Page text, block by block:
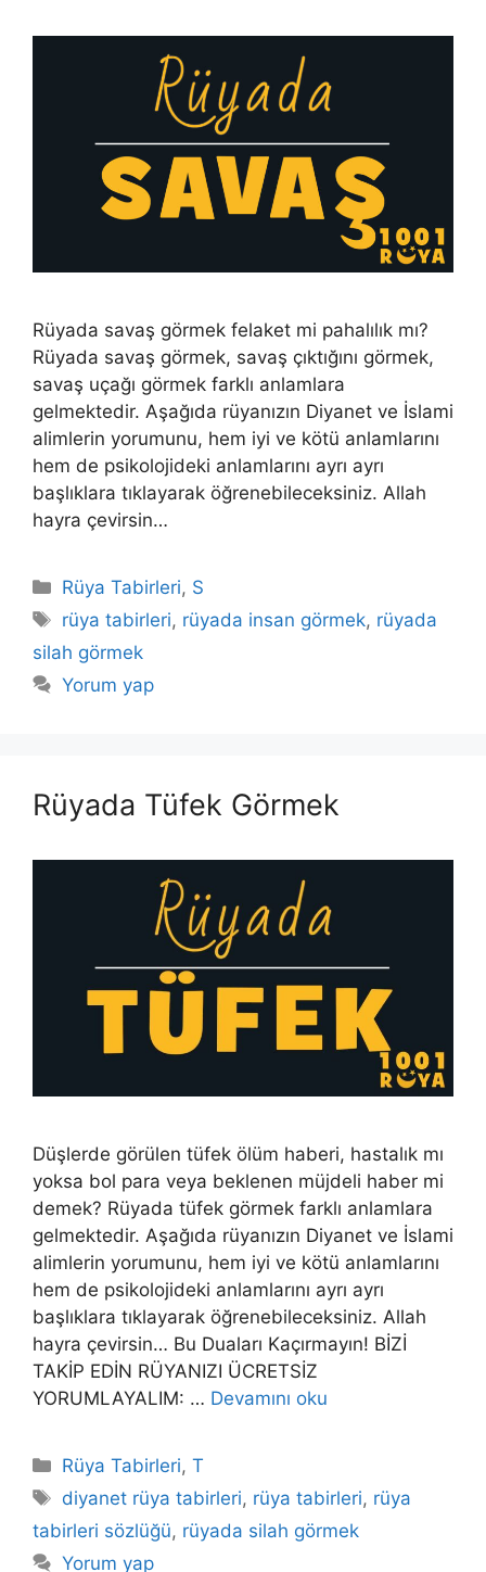
Rüyada savaş görmek felaket mi pahalılık mı?
Rüyada savaş görmek, savaş çıktığını görmek,
savaş uçağı görmek farklı anlamlara
gelmektedir. Aşağıda rüyanızın Diyanet ve İslami
alimlerin yorumunu, hem iyi ve kötü anlamlarını
hem de psikolojideki anlamlarını ayrı ayrı
başlıklara tıklayarak öğrenebileceksiniz. Allah
hayra çevirsin…
Kategoriler
Rüya Tabirleri, S
Etiketler
rüya tabirleri, rüyada insan görmek, rüyada
silah görmek
Yorum yap
Rüyada Tüfek Görmek
Düşlerde görülen tüfek ölüm haberi, hastalık mı
yoksa bol para veya beklenen müjdeli haber mi
demek? Rüyada tüfek görmek farklı anlamlara
gelmektedir. Aşağıda rüyanızın Diyanet ve İslami
alimlerin yorumunu, hem iyi ve kötü anlamlarını
hem de psikolojideki anlamlarını ayrı ayrı
başlıklara tıklayarak öğrenebileceksiniz. Allah
hayra çevirsin… Bu Duaları Kaçırmayın! BİZİ
TAKİP EDİN RÜYANIZI ÜCRETSİZ
YORUMLAYALIM: … Devamını oku
Kategoriler
Rüya Tabirleri,T
Etiketler
diyanet rüya tabirleri, rüya tabirleri, rüya
tabirleri sözlüğü, rüyada silah görmek
Yorum yap